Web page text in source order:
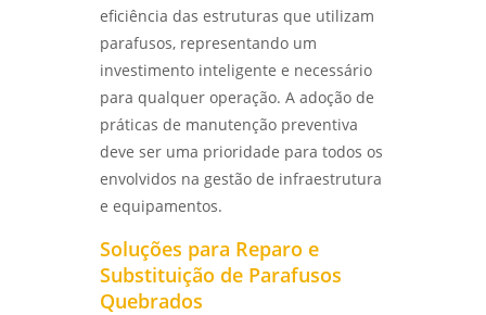
eficiência das estruturas que utilizam
parafusos, representando um
investimento inteligente e necessário
para qualquer operação. A adoção de
práticas de manutenção preventiva
deve ser uma prioridade para todos os
envolvidos na gestão de infraestrutura
e equipamentos.
Soluções para Reparo e
Substituição de Parafusos
Quebrados